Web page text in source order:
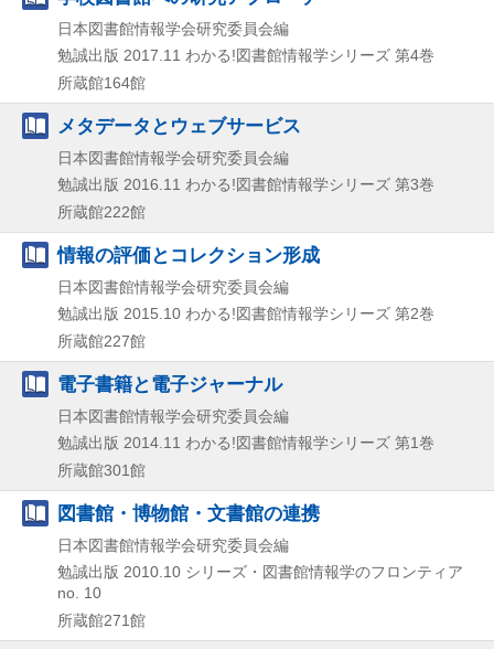
日本図書館情報学会研究委員会編
勉誠出版 2017.11 わかる!図書館情報学シリーズ 第4巻
所蔵館164館
メタデータとウェブサービス
日本図書館情報学会研究委員会編
勉誠出版 2016.11 わかる!図書館情報学シリーズ 第3巻
所蔵館222館
情報の評価とコレクション形成
日本図書館情報学会研究委員会編
勉誠出版 2015.10 わかる!図書館情報学シリーズ 第2巻
所蔵館227館
電子書籍と電子ジャーナル
日本図書館情報学会研究委員会編
勉誠出版 2014.11 わかる!図書館情報学シリーズ 第1巻
所蔵館301館
図書館・博物館・文書館の連携
日本図書館情報学会研究委員会編
勉誠出版 2010.10 シリーズ・図書館情報学のフロンティア
no. 10
所蔵館271館